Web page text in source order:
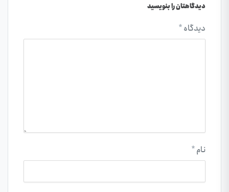
دیدگاهتان را بنویسید
دیدگاه*
نام*